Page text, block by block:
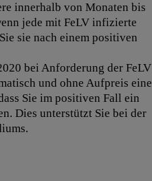
innerhalb von Monaten bis
jede mit FeLV infizierte
sie nach einem positiven
bei Anforderung der FeLV
und ohne Aufpreis eine
Sie im positiven Fall ein
Dies unterstützt Sie bei der